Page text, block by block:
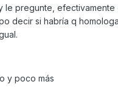
le pregunte, efectivamente
decir si habría q
y poco más